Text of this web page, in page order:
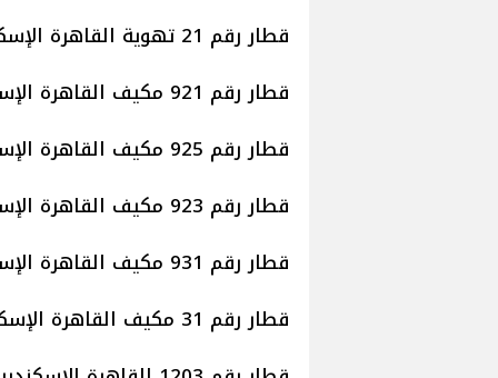
قطار رقم 21 تهوية القاهرة الإسكندرية موعد قيامه الساعة 15.25 عصرا.
قطار رقم 921 مكيف القاهرة الإسكندرية موعد قيامه الساعة 18.00 مساء.
قطار رقم 925 مكيف القاهرة الإسكندرية موعد قيامه الساعة 18.15 مساء.
قطار رقم 923 مكيف القاهرة الإسكندرية موعد قيامه الساعة 16.00 مساء.
قطار رقم 931 مكيف القاهرة الإسكندرية موعد قيامه الساعة 20.15 مساء.
قطار رقم 31 مكيف القاهرة الإسكندرية موعد قيامه الساعة 20.30 مساء.